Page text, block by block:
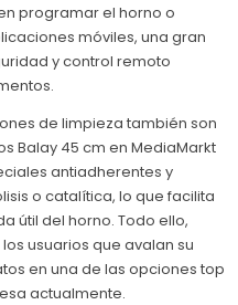
programar el horno o
móviles, una gran
y control remoto
de limpieza también son
Balay 45 cm en MediaMarkt
antiadherentes y
o catalítica, lo que facilita
útil del horno. Todo ello,
usuarios que avalan su
en una de las opciones top
actualmente.